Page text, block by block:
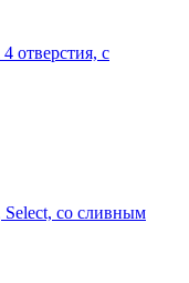
отверстия, с
Select, со сливным